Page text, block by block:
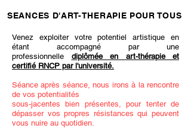
SEANCES D'ART-THERAPIE POUR TOUS
Venez exploiter votre potentiel artistique en
étant accompagné par une
professionnelle diplômée en art-thérapie et
certifié RNCP par l'université.
Séance après séance, nous irons à la rencontre
de vos potentialités
sous-jacentes bien présentes, pour tenter de
dépasser vos propres résistances qui peuvent
vous nuire au quotidien.